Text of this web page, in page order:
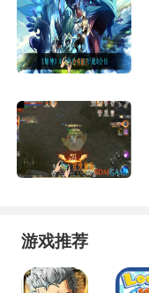
游戏推荐